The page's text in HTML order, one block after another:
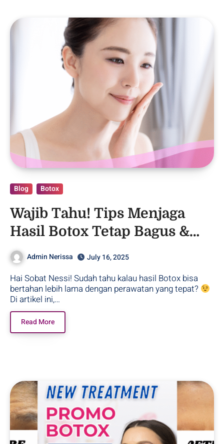
Blog Botox
Wajib Tahu! Tips Menjaga
Hasil Botox Tetap Bagus &
Tahan Lama!
Admin Nerissa July 16, 2025
Hai Sobat Nessi! Sudah tahu kalau hasil Botox bisa
bertahan lebih lama dengan perawatan yang tepat?
Di artikel ini,…
Read More